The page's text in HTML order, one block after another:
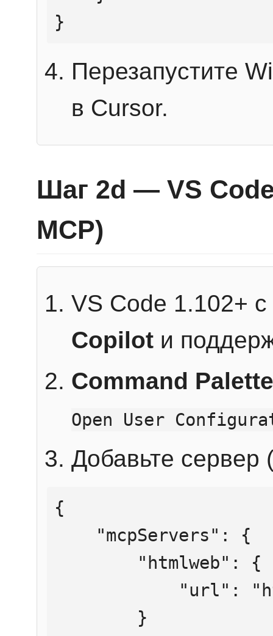
}
Перезапустите
в Cursor.
Шаг 2d — VS
MCP)
VS Code 1.102+
Copilot и
Command Palette
Open User
Добавьте сервер
{